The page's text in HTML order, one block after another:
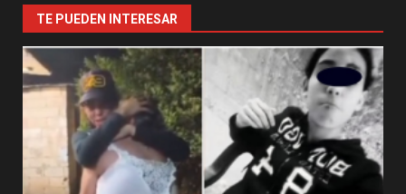
TE PUEDEN INTERESAR